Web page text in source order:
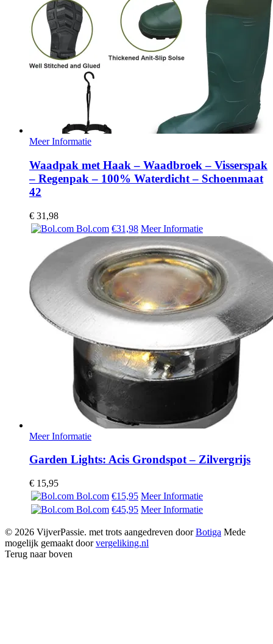
Meer Informatie
Waadpak met Haak – Waadbroek – Visserspak
– Regenpak – 100% Waterdicht – Schoenmaat
42
€ 31,98
Bol.com €31,98 Meer Informatie
Meer Informatie
Garden Lights: Acis Grondspot – Zilvergrijs
€ 15,95
Bol.com €15,95 Meer Informatie
Bol.com €45,95 Meer Informatie
© 2026 VijverPassie. met trots aangedreven doorBotiga Mede
mogelijk gemaakt doorvergeliking.nl
Terug naar boven